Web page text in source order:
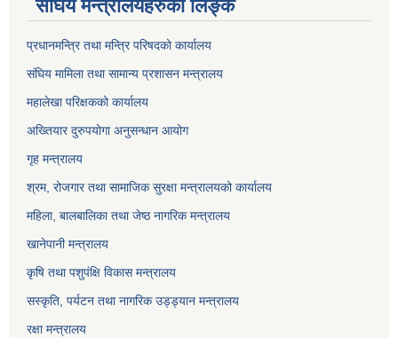
संघिय मन्त्रालयहरुको लिङ्‍क
प्रधानमन्त्रि तथा मन्त्रि परिषदको कार्यालय
संघिय मामिला तथा सामान्य प्रशासन मन्त्रालय
महालेखा परिक्षकको कार्यालय
अख्तियार दुरुपयोगा अनुसन्धान आयोग
गृह मन्त्रालय
श्रम, रोजगार तथा सामाजिक सुरक्षा मन्त्रालयको कार्यालय
महिला, बालबालिका तथा जेष्ठ नागरिक मन्त्रालय
खानेपानी मन्त्रालय
कृषि तथा पशुपंक्षि विकास मन्त्रालय
सस्कृति, पर्यटन तथा नागरिक उड्ड्यान मन्त्रालय
रक्षा मन्त्रालय